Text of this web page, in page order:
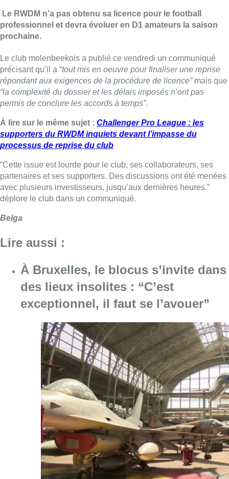
Le RWDM n’a pas obtenu sa licence pour le football
professionnel et devra évoluer en D1 amateurs la saison
prochaine.
Le club molenbeekois a publié ce vendredi un communiqué
précisant qu’il a “tout mis en oeuvre pour finaliser une reprise
répondant aux exigences de la procédure de licence”mais que
“la complexité du dossier et les délais imposés n’ont pas
permis de conclure les accords à temps”.
À lire sur le même sujet : Challenger Pro League : les
supporters du RWDM inquiets devant l’impasse du
processus de reprise du club
“Cette issue est lourde pour le club, ses collaborateurs, ses
partenaires et ses supporters. Des discussions ont été menées
avec plusieurs investisseurs, jusqu’aux dernières heures.”
déplore le club dans un communiqué.
Belga
Lire aussi :
À Bruxelles, le blocus s’invite dans
des lieux insolites : “C’est
exceptionnel, il faut se l’avouer”